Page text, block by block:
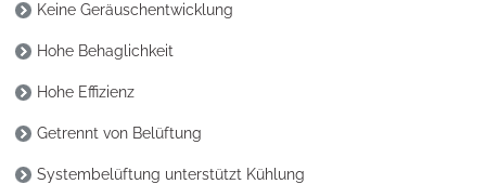
Keine Geräuschentwicklung
Hohe Behaglichkeit
Hohe Effizienz
Getrennt von Belüftung
Systembelüftung unterstützt Kühlung